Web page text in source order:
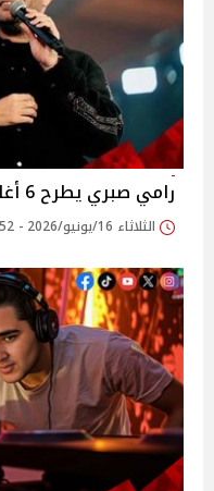
رامي صبري يطرح 6 أغانٍ جديدة من ألبوم "قمر"
الثلاثاء 16/يونيو/2026 - 06:52 م